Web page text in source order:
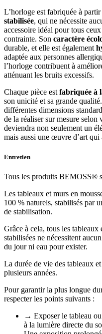
L’horloge est fabriquée à partir
stabilisée, qui ne nécessite
accessoire idéal pour tous
contrainte. Son caractère
durable, et elle est également
adaptée aux personnes
l’horloge contribuent à
atténuant les bruits excessifs.
Chaque pièce est fabriquée à
son unicité et sa grande
différentes dimensions
de la réaliser sur mesure
deviendra non seulement un
mais aussi une œuvre d’art
Entretien
Tous les produits BEMOSS®
Les tableaux et murs en
100 % naturels, stabilisés par
de stabilisation.
Grâce à cela, tous les tableaux
stabilisées ne nécessitent
du jour ni eau pour exister.
La durée de vie des tableaux
plusieurs années.
Pour garantir la plus longue
respecter les points suivants :
→ Exposer le tableau
à la lumière directe du